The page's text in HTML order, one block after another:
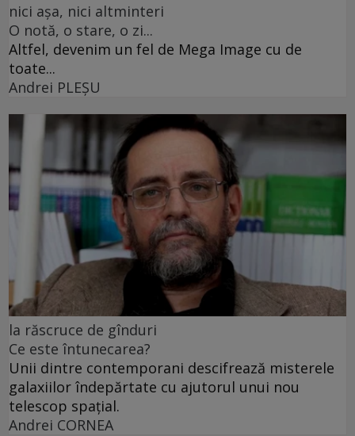
nici așa, nici altminteri
O notă, o stare, o zi...
Altfel, devenim un fel de Mega Image cu de
toate...
Andrei PLEŞU
la răscruce de gînduri
Ce este întunecarea?
Unii dintre contemporani descifrează misterele
galaxiilor îndepărtate cu ajutorul unui nou
telescop spațial.
Andrei CORNEA